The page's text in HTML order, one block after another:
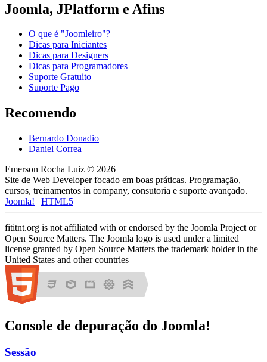
Joomla, JPlatform e Afins
O que é "Joomleiro"?
Dicas para Iniciantes
Dicas para Designers
Dicas para Programadores
Suporte Gratuito
Suporte Pago
Recomendo
Bernardo Donadio
Daniel Correa
Emerson Rocha Luiz © 2026
Site de Web Developer focado em boas práticas. Programação,
cursos, treinamentos in company, consutoria e suporte avançado.
Joomla! | HTML5
fititnt.org is not affiliated with or endorsed by the Joomla Project or
Open Source Matters. The Joomla logo is used under a limited
license granted by Open Source Matters the trademark holder in the
United States and other countries
Console de depuração do Joomla!
Sessão